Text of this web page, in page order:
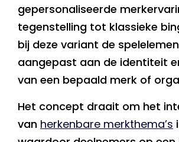
gepersonaliseerde
tegenstelling tot klassieke
bij deze variant de
aangepast aan de identiteit
van een bepaald merk of
Het concept draait om het
van herkenbare merkthema’s